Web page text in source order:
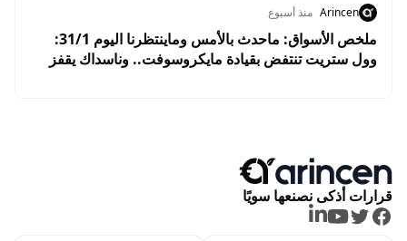
Arincen منذ أسبوع
ملخص الأسواق: ماحدث بالأمس وماينتظرنا اليوم 31/1:
وول ستريت تنتفض بقيادة مايكروسوفت.. وناسداك يقفز
قرارات أذكى نصنعها سويًا
Facebook
Twitter
Youtube
LinkedIn